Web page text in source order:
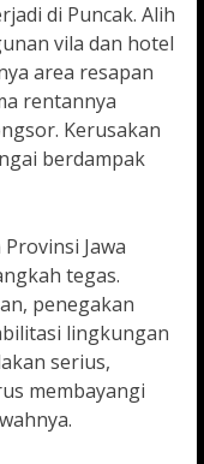
di Puncak. Alih
vila dan hotel
area resapan
rentannya
Kerusakan
berdampak
Jawa
tegas.
penegakan
lingkungan
serius,
membayangi